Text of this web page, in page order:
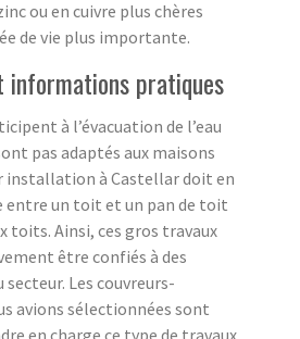
ou en cuivre plus chères
de vie plus importante.
informations pratiques
à l’évacuation de l’eau
pas adaptés aux maisons
installation à Castellar doit en
entre un toit et un pan de toit
toits. Ainsi, ces gros travaux
être confiés à des
Les couvreurs-
avions sélectionnées sont
en charge ce type de travaux